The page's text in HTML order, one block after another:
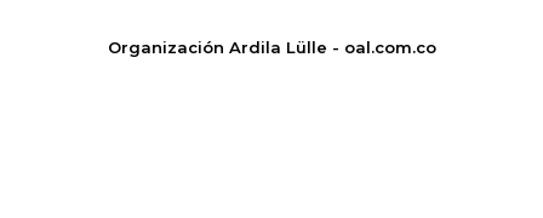
Organización Ardila Lülle - oal.com.co